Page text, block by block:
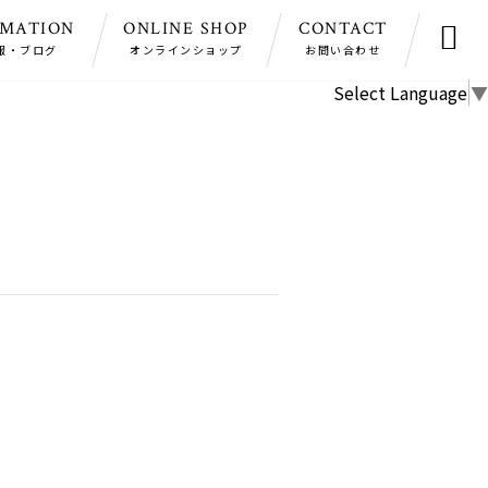
・ブログ
ONLINE SHOP
オンラインショップ
CONTACT
お問い合わせ 
Select Language▼